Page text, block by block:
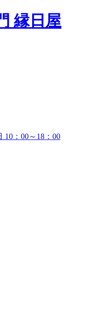
：00～18：00